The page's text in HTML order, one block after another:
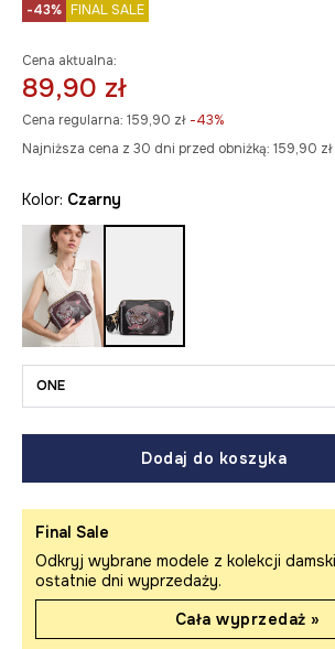
-43% FINAL SALE
Cena aktualna:
89,90 zł
Cena regularna: 159,90 zł -43%
Najniższa cena z 30 dni przed obniżką: 159,90 zł
Kolor: czarny
ONE
Dodaj do koszyka
Final Sale
Odkryj wybrane modele z kolekcji
ostatnie dni wyprzedaży.
Cała wyprzedaż »